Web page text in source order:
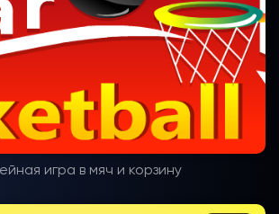
игра в мяч и корзину